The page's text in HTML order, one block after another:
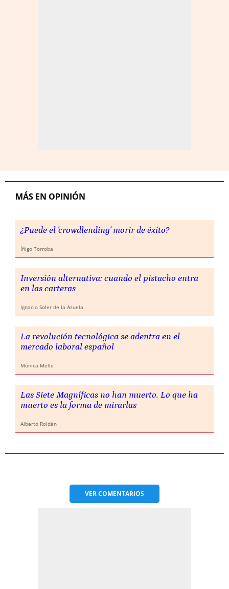
MÁS EN OPINIÓN
¿Puede el 'crowdlending' morir de éxito?
Íñigo Torroba
Inversión alternativa: cuando el pistacho entra
en las carteras
Ignacio Soler de la Azuela
La revolución tecnológica se adentra en el
mercado laboral español
Mónica Melle
Las Siete Magníficas no han muerto. Lo que ha
muerto es la forma de mirarlas
Alberto Roldán
VERCOMENTARIOS